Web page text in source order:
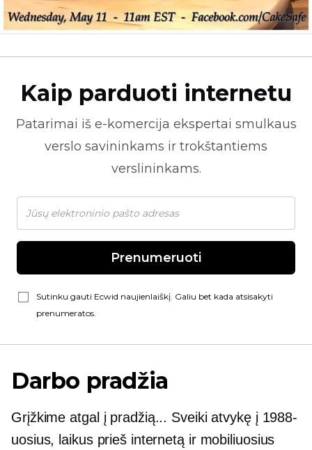
Kaip parduoti internetu
Patarimai iš e-komercija ekspertai smulkaus
verslo savininkams ir trokštantiems
verslininkams.
Prenumeruoti
Sutinku gauti Ecwid naujienlaiškį. Galiu bet kada atsisakyti
prenumeratos.
Darbo pradžia
Grįžkime atgal į pradžią... Sveiki atvykę į 1988-
uosius, laikus prieš internetą ir mobiliuosius